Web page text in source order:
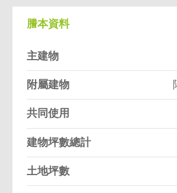
謄本資料
主建物
附屬建物
共同使用
建物坪數總計
土地坪數